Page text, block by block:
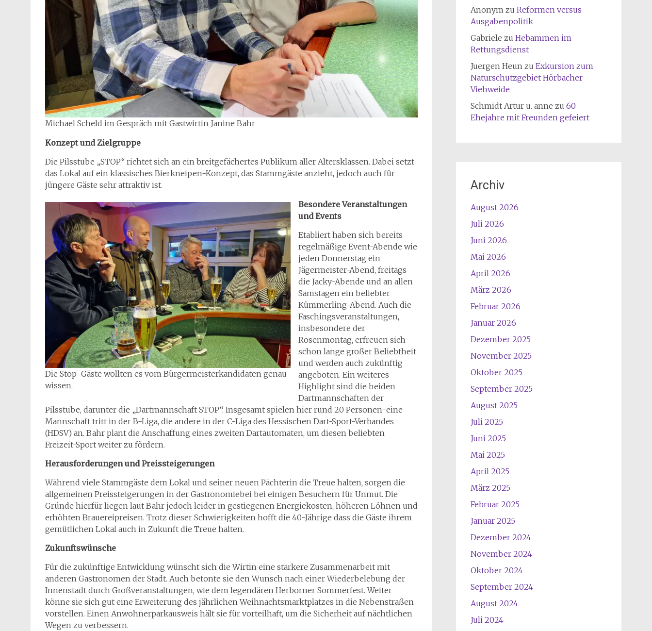
Michael Scheld im Gespräch mit Gastwirtin Janine Bahr
Konzept und Zielgruppe
Die Pilsstube „STOP“ richtet sich an ein breitgefächertes Publikum aller Altersklassen. Dabei setzt
das Lokal auf ein klassisches Bierkneipen-Konzept, das Stammgäste anzieht, jedoch auch für
jüngere Gäste sehr attraktiv ist.
Die Stop-Gäste wollten es vom Bürgermeisterkandidaten genau
wissen.
Besondere Veranstaltungen
und Events
Etabliert haben sich bereits
regelmäßige Event-Abende wie
jeden Donnerstag ein
Jägermeister-Abend, freitags
die Jacky-Abende und an allen
Samstagen ein beliebter
Kümmerling-Abend. Auch die
Faschingsveranstaltungen,
insbesondere der
Rosenmontag, erfreuen sich
schon lange großer Beliebtheit
und werden auch zukünftig
angeboten. Ein weiteres
Highlight sind die beiden
Dartmannschaften der
Pilsstube, darunter die „Dartmannschaft STOP“. Insgesamt spielen hier rund 20 Personen-eine
Mannschaft tritt in der B-Liga, die andere in der C-Liga des Hessischen Dart-Sport-Verbandes
(HDSV) an. Bahr plant die Anschaffung eines zweiten Dartautomaten, um diesen beliebten
Freizeit-Sport weiter zu fördern.
Herausforderungen und Preissteigerungen
Während viele Stammgäste dem Lokal und seiner neuen Pächterin die Treue halten, sorgen die
allgemeinen Preissteigerungen in der Gastronomiebei bei einigen Besuchern für Unmut. Die
Gründe hierfür liegen laut Bahr jedoch leider in gestiegenen Energiekosten, höheren Löhnen und
erhöhten Brauereipreisen. Trotz dieser Schwierigkeiten hofft die 40-Jährige dass die Gäste ihrem
gemütlichen Lokal auch in Zukunft die Treue halten.
Zukunftswünsche
Für die zukünftige Entwicklung wünscht sich die Wirtin eine stärkere Zusammenarbeit mit
anderen Gastronomen der Stadt. Auch betonte sie den Wunsch nach einer Wiederbelebung der
Innenstadt durch Großveranstaltungen, wie dem legendären Herborner Sommerfest. Weiter
könne sie sich gut eine Erweiterung des jährlichen Weihnachtsmarktplatzes in die Nebenstraßen
vorstellen. Einen Anwohnerparkausweis hält sie für vorteilhaft, um die Sicherheit auf nächtlichen
Wegen zu verbessern.
Anonymzu Reformen versus
Ausgabenpolitik
Gabriele zu Hebammen im
Rettungsdienst
Juergen Heunzu Exkursion zum
Naturschutzgebiet Hörbacher
Viehweide
Schmidt Artur u. anne zu 60
Ehejahre mit Freunden gefeiert
Archiv
August 2026
Juli 2026
Juni 2026
Mai 2026
April 2026
März 2026
Februar 2026
Januar 2026
Dezember 2025
November 2025
Oktober 2025
September 2025
August 2025
Juli 2025
Juni 2025
Mai 2025
April 2025
März 2025
Februar 2025
Januar 2025
Dezember 2024
November 2024
Oktober 2024
September 2024
August 2024
Juli 2024